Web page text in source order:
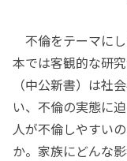
不倫をテーマに
本では客観的な研
（中公新書）は社
い、不倫の実態に
人が不倫しやすい
か。家族にどんな